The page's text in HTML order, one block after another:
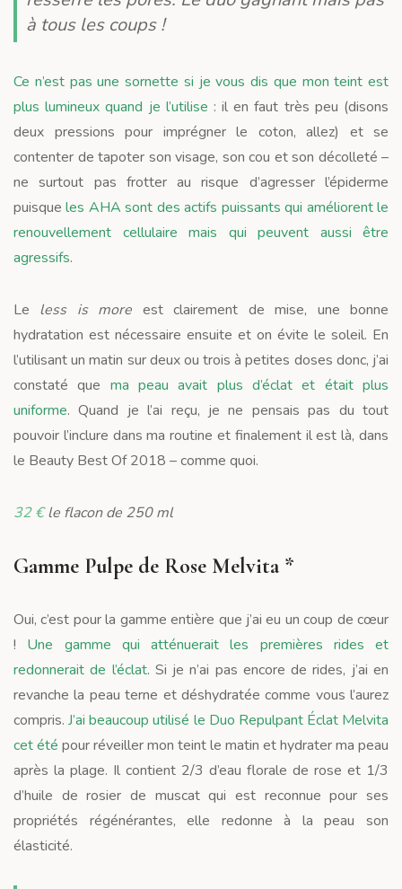
à tous les coups !
Ce n’est pas une sornette si je vous dis que mon teint est
plus lumineux quand je l’utilise : il en faut très peu (disons
deux pressions pour imprégner le coton, allez) et se
contenter de tapoter son visage, son cou et son décolleté –
ne surtout pas frotter au risque d’agresser l’épiderme
puisqueles AHA sont des actifs puissants qui améliorent le
renouvellement cellulaire mais qui peuvent aussi être
agressifs.
Le less is more est clairement de mise, une bonne
hydratation est nécessaire ensuite et on évite le soleil. En
l’utilisant un matin sur deux ou trois à petites doses donc, j’ai
constaté que ma peau avait plus d’éclat et était plus
uniforme. Quand je l’ai reçu, je ne pensais pas du tout
pouvoir l’inclure dans ma routine et finalement il est là, dans
le Beauty Best Of 2018 – comme quoi.
32 €le flacon de 250 ml
Gamme Pulpe de Rose Melvita *
Oui, c’est pour la gamme entière que j’ai eu un coup de cœur
! Une gamme qui atténuerait les premières rides et
redonnerait de l’éclat. Si je n’ai pas encore de rides, j’ai en
revanche la peau terne et déshydratée comme vous l’aurez
compris.J’ai beaucoup utilisé le Duo Repulpant Éclat Melvita
cet été pour réveiller mon teint le matin et hydrater ma peau
après la plage. Il contient 2/3 d’eau florale de rose et 1/3
d’huile de rosier de muscat qui est reconnue pour ses
propriétés régénérantes, elle redonne à la peau son
élasticité.